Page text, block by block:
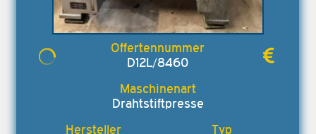
D12L/8460
Drahtstiftpresse